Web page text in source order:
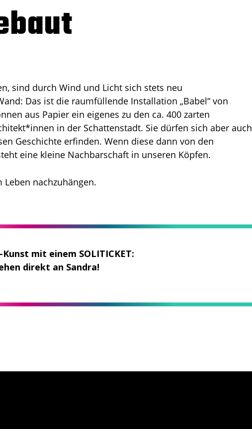
sind durch Wind und Licht sich stets neu
Das ist die raumfüllende Installation „Babel“ von
aus Papier ein eigenes zu den ca. 400 zarten
in der Schattenstadt. Sie dürfen sich aber auch
Geschichte erfinden. Wenn diese dann von den
eine kleine Nachbarschaft in unseren Köpfen.
Leben nachzuhängen.
mit einem SOLITICKET:
direkt an Sandra!